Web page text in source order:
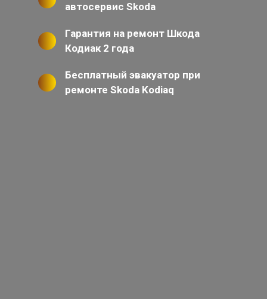
автосервис Skoda
Гарантия на ремонт Шкода
Кодиак 2 года
Бесплатный эвакуатор при
ремонте Skoda Kodiaq